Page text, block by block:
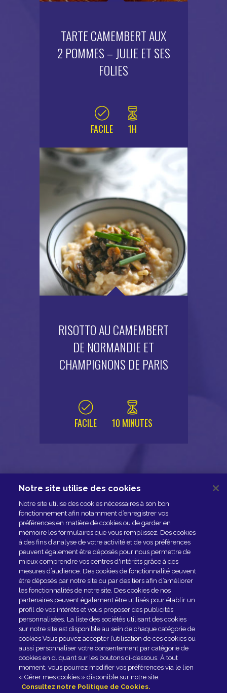
TARTE CAMEMBERT AUX
2 POMMES – JULIE ET SES
FOLIES
FACILE 1H
RISOTTO AU CAMEMBERT
DE NORMANDIE ET
CHAMPIGNONS DE PARIS
FACILE 10 MINUTES
NOUS CONTACTER
ESPACE PRESSE
NOS PARTENAIRES
Rejoindre le club
EN SAVOIR PLUS
Notre site utilise des cookies
Notre site utilise des cookies nécessaires à son bon
fonctionnement afin notamment d’enregistrer vos
préférences en matière de cookies ou de garder en
mémoire les formulaires que vous remplissez. Des cookies
à des fins d’analyse de votre activité et de vos préférences
peuvent également être déposés pour nous permettre de
mieux comprendre vos centres d'intérêts grâce à des
mesures d’audience. Des cookies de fonctionnalité peuvent
être déposés par notre site ou par des tiers afin d’améliorer
les fonctionnalités de notre site. Des cookies de nos
partenaires peuvent également être utilisés pour établir un
profil de vos intérêts et vous proposer des publicités
personnalisées. La liste des sociétés utilisant des cookies
sur notre site est disponible au sein de chaque catégorie de
cookies Vous pouvez accepter l’utilisation de ces cookies ou
aussi personnaliser votre consentement par catégorie de
cookies en cliquant sur les boutons ci-dessous. À tout
moment, vous pourrez modifier vos préférences via le lien
« Gérer mes cookies » disponible sur notre site.
Consultez notre Politique de Cookies.